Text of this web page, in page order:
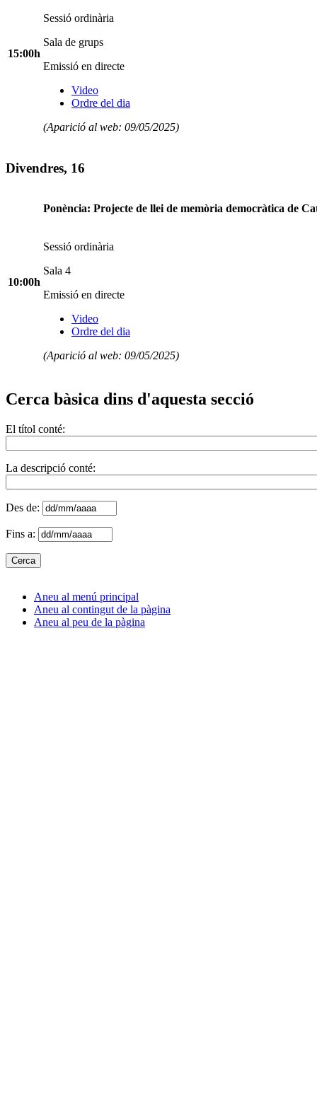
15:00h
Sessió ordinària
Sala de grups
Emissió en directe
Video
Ordre del dia
(Aparició al web: 09/05/2025)
Divendres, 16
10:00h
Ponència: Projecte de llei de memòria democràtica de
Sessió ordinària
Sala 4
Emissió en directe
Video
Ordre del dia
(Aparició al web: 09/05/2025)
Cerca bàsica dins d'aquesta secció
El títol conté:
La descripció conté:
Des de:
Fins a:
Aneu al menú principal
Aneu al contingut de la pàgina
Aneu al peu de la pàgina